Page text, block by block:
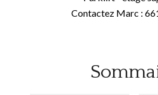
Contactez Marc :